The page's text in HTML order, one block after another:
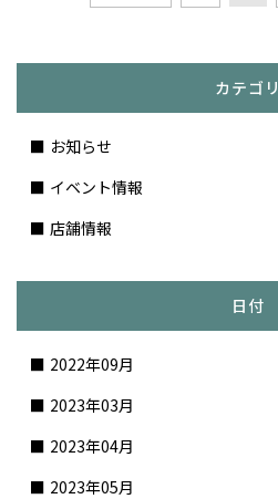
カテゴリ
お知らせ
イベント情報
店舗情報
日付
2022年09月
2023年03月
2023年04月
2023年05月